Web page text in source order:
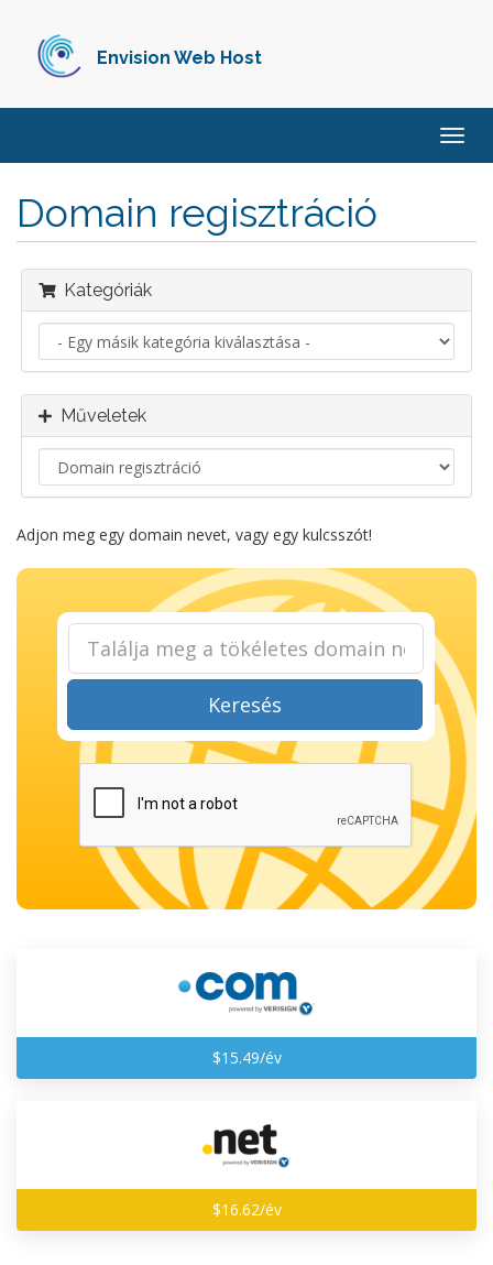
Envision Web Host
a
Domain regisztráció
Kategóriák
Műveletek
Adjon meg egy domain nevet, vagy egy kulcsszót!
Keresés
$15.49/év
$16.62/év